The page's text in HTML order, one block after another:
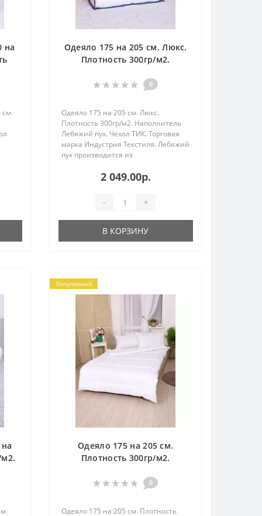
на
см.
Одеяло 175 на 205 см. Люкс.
Плотность 300гр/м2.
Чехол ТИК.0
Одеяло 175 на 205 см. Люкс.
Плотность 300гр/м2. Наполнитель
Лебяжий пух. Чехол ТИК. Торговая
марка Индустрия Текстиля. Лебяжий
пух производится из
полиэфирного микро волокна.
Держит форму, не сбивается и не
2 049.00р.
- +
В КОРЗИНУ
м2.
Популярный
Одеяло 175 на 205 см.
Плотность 300гр/м2.
Чехол Микрофибра.
0
Одеяло 175 на 205 см. Плотность